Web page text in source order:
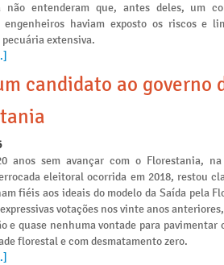
não entenderam que, antes deles, um
haviam exposto os riscos e
pecuária extensiva.
candidato ao governo
anos sem avançar com o Florestania,
eleitoral ocorrida em 2018, restou
fiéis aos ideais do modelo da Saída pela
votações nos vinte anos
e quase nenhuma vontade para pavimentar
florestal e com desmatamento zero.